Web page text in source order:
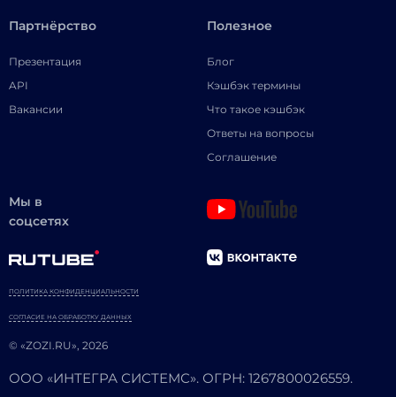
Партнёрство
Презентация
API
Вакансии
Полезное
Блог
Кэшбэк термины
Что такое кэшбэк
Ответы на вопросы
Соглашение
Мы в
соцсетях
© «ZOZI.RU», 2026
ПОЛИТИКА КОНФИДЕНЦИАЛЬНОСТИ
СОГЛАСИЕ НА ОБРАБОТКУ ДАННЫХ
ООО «ИНТЕГРА СИСТЕМС». ОГРН: 1267800026559.